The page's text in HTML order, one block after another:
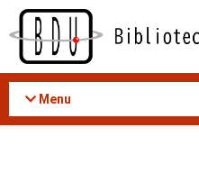
Acessar
conteúdo
Menu